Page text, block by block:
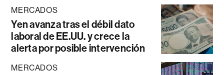
MERCADOS
Yen avanza tras el débil dato
laboral de EE.UU. y crece la
alerta por posible intervención
MERCADOS